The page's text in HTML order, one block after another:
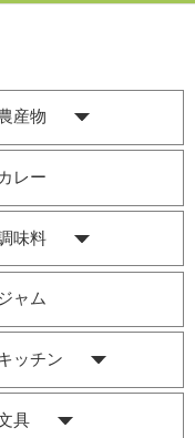
産物
カレー
味料
ャム
ッチン
具